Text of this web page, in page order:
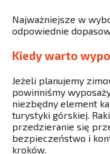
Najważniejsze w
odpowiednie
Kiedy warto
Jeżeli planujemy
powinniśmy
niezbędny element
turystyki górskiej.
przedzieranie się
bezpieczeństwo i
kroków.